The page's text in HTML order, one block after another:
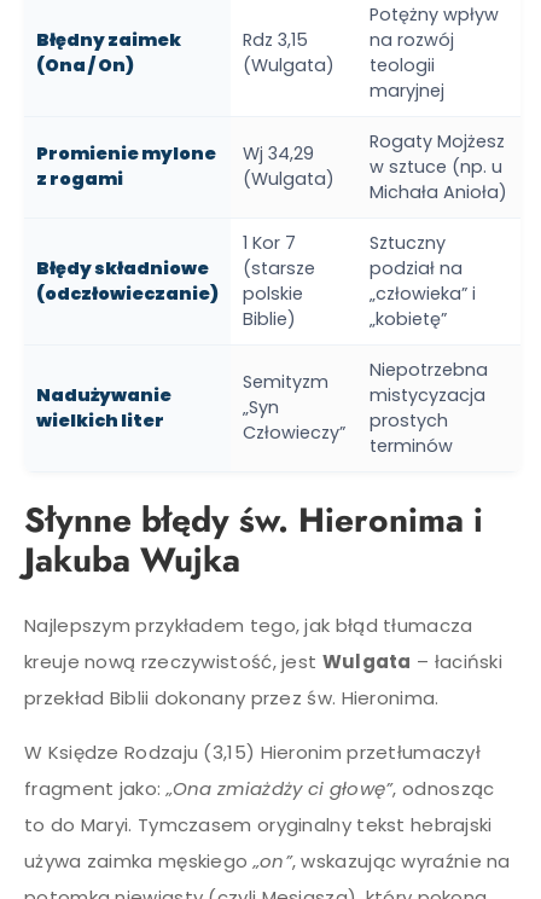
Błędny zaimek
(Ona / On)
Rdz 3,15
(Wulgata)
Potężny wpływ
na rozwój
teologii
maryjnej
Promienie mylone
z rogami
Wj 34,29
(Wulgata)
Rogaty Mojżesz
w sztuce (np. u
Michała Anioła)
Błędy składniowe
(odczłowieczanie)
1 Kor 7
(starsze
polskie
Biblie)
Sztuczny
podział na
„człowieka” i
„kobietę”
Nadużywanie
wielkich liter
Semityzm
„Syn
Człowieczy”
Niepotrzebna
mistycyzacja
prostych
terminów
Słynne błędy św. Hieronima i
Jakuba Wujka
Najlepszym przykładem tego, jak błąd tłumacza
kreuje nową rzeczywistość, jest Wulgata – łaciński
przekład Biblii dokonany przez św. Hieronima.
W Księdze Rodzaju (3,15) Hieronim przetłumaczył
fragment jako:„Ona zmiażdży ci głowę”, odnosząc
to do Maryi. Tymczasem oryginalny tekst hebrajski
używa zaimka męskiego„on”, wskazując wyraźnie na